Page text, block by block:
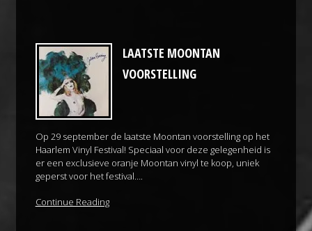
LAATSTE MOONTAN
VOORSTELLING
Op 29 september de laatste Moontan voorstelling op het
Haarlem Vinyl Festival! Speciaal voor deze gelegenheid is
er een exclusieve oranje Moontan vinyl te koop, uniek
geperst voor het festival….
Continue Reading